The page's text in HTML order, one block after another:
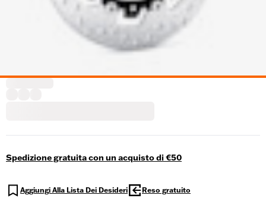
Spedizione gratuita con un acquisto di €50
Aggiungi Alla Lista Dei Desideri Reso gratuito